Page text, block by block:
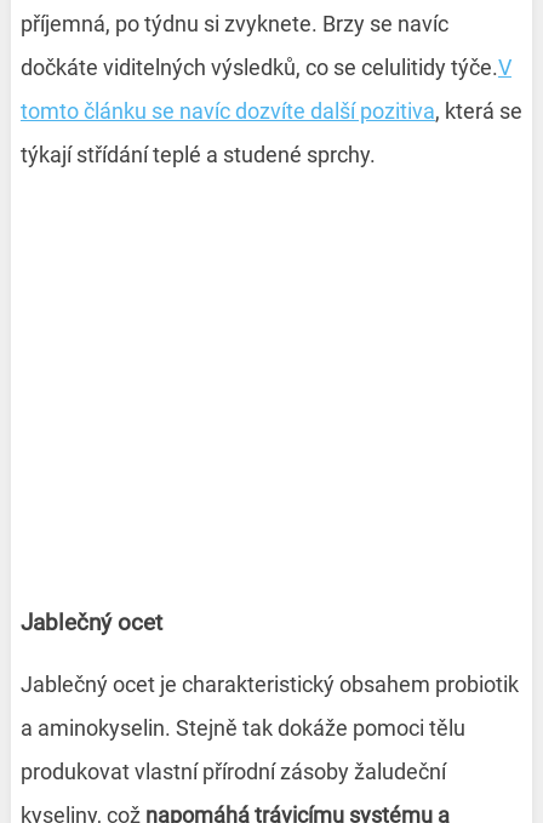
příjemná, po týdnu si zvyknete. Brzy se navíc
dočkáte viditelných výsledků, co se celulitidy týče.V
tomto článku se navíc dozvíte další pozitiva, která se
týkají střídání teplé a studené sprchy.
Jablečný ocet
Jablečný ocet je charakteristický obsahem probiotik
a aminokyselin. Stejně tak dokáže pomoci tělu
produkovat vlastní přírodní zásoby žaludeční
kyseliny, což napomáhá trávicímu systému a